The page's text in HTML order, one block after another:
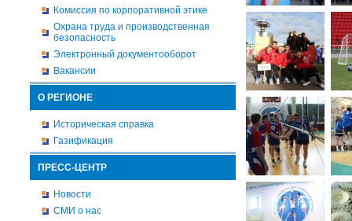
Комиссия по корпоративной этике
Охрана труда и производственная
безопасность
Электронный документооборот
Вакансии
О РЕГИОНЕ
Историческая справка
Газификация
ПРЕСС-ЦЕНТР
Новости
СМИ о нас